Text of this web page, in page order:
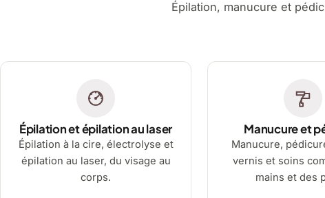
Épilation, manucure et
Épilation et épilation au laser
Épilation à la cire, électrolyse et
épilation au laser, du visage au
corps.
Manucure et
Manucure,
vernis et soins
mains et des